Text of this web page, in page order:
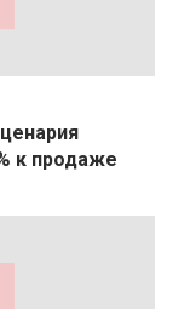
к продаже